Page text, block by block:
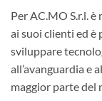
Per AC.MO S.r.l.
ai suoi clienti ed è
sviluppare
all’avanguardia e
maggior parte del